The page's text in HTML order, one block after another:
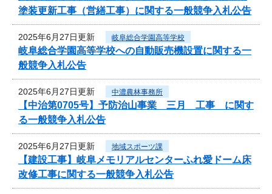
塗装更新工事（営繕工事）に関する一般競争入札公告
2025年6月27日更新 岐阜総合学園高等学校
岐阜総合学園高等学校への自動販売機設置に関する一
般競争入札公告
2025年6月27日更新 中濃農林事務所
【中治第0705号】予防治山事業 三月 工事 に関す
る一般競争入札公告
2025年6月27日更新 地域スポーツ課
【建設工事】岐阜メモリアルセンターふれ愛ドーム床
改修工事に関する一般競争入札公告